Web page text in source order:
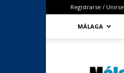
Registrarse / Unirse
MÁLAGA